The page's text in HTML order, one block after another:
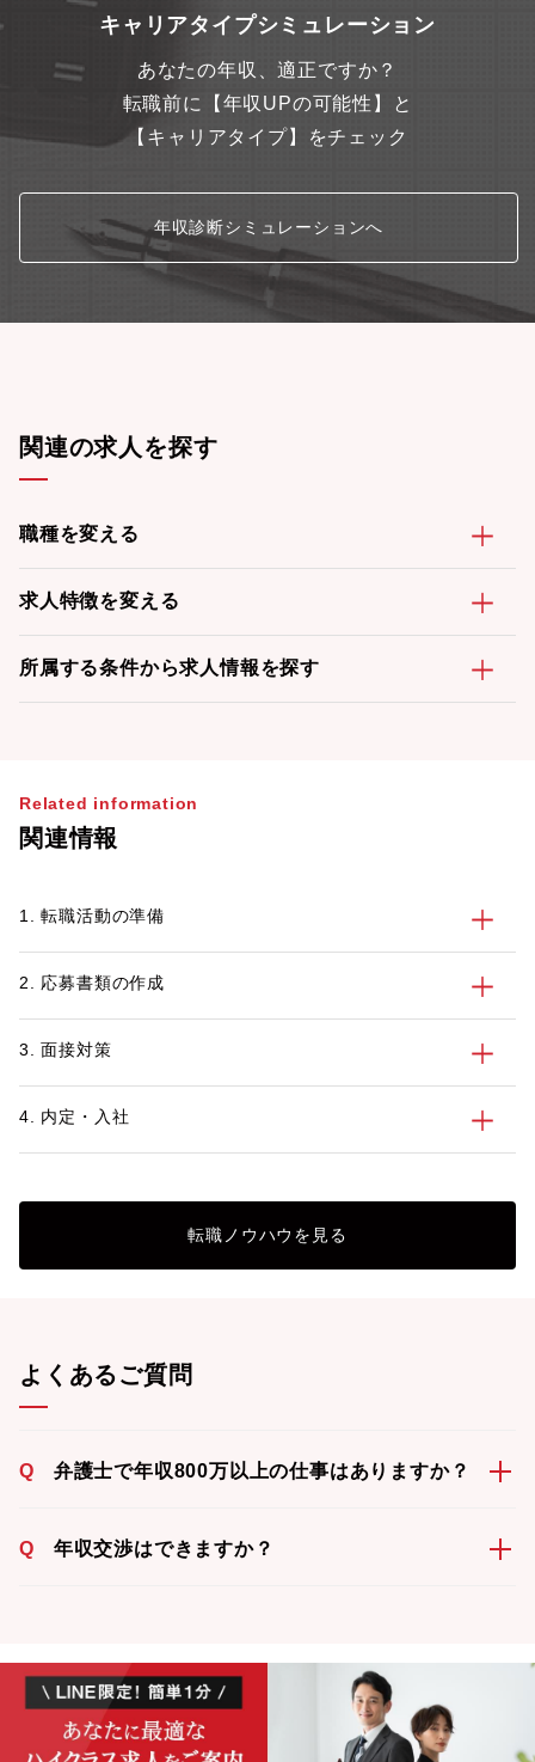
キャリアタイプシミュレーション
あなたの年収、適正ですか？
転職前に【年収UPの可能性】と
【キャリアタイプ】をチェック
年収診断シミュレーションへ
関連の求人を探す
職種を変える
求人特徴を変える
所属する条件から求人情報を探す
Related information
関連情報
1. 転職活動の準備
2. 応募書類の作成
3. 面接対策
4. 内定・入社
転職ノウハウを見る
よくあるご質問
Q 弁護士で年収800万以上の仕事はありますか？
Q 年収交渉はできますか？